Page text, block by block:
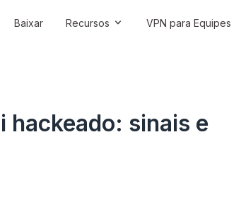
Baixar Recursos VPN para Equipes
hackeado: sinais e